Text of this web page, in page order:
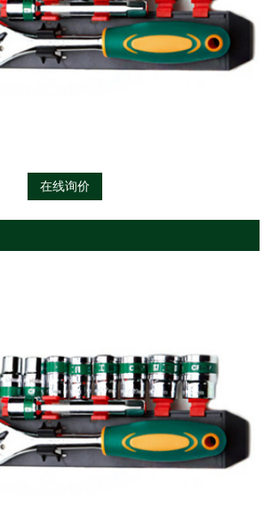
在线询价